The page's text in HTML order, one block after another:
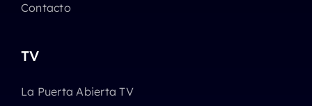
Contacto
TV
La Puerta Abierta TV